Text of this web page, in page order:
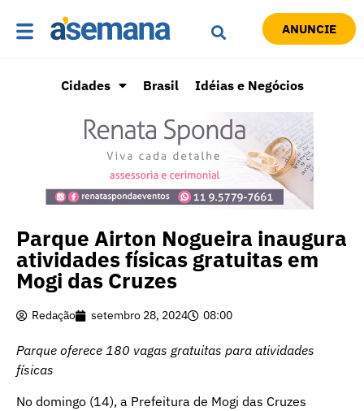
ANUNCIE
Cidades Brasil Idéias e Negócios
Parque Airton Nogueira inaugura
atividades físicas gratuitas em
Mogi das Cruzes
Redação setembro 28, 2024 08:00
Parque oferece 180 vagas gratuitas para atividades
físicas
No domingo (14), a Prefeitura de Mogi das Cruzes